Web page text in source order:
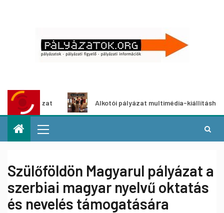
Alkotói pályázat multimédia-kiállításhoz
Szülőföldön Magyarul pályázat a
szerbiai magyar nyelvű oktatás
és nevelés támogatására